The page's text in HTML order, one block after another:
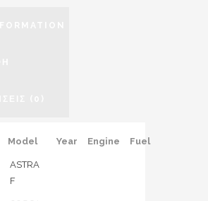
Model Year Engine Fuel
ASTRA
F